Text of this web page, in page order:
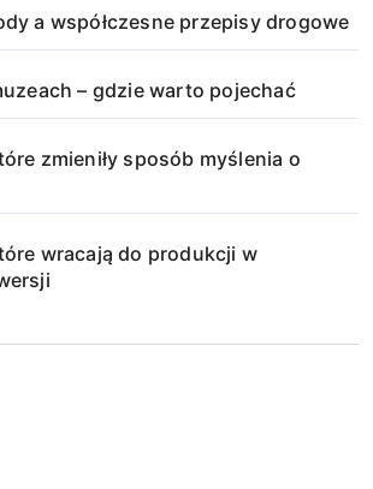
a współczesne przepisy drogowe
– gdzie warto pojechać
zmieniły sposób myślenia o
wracają do produkcji w